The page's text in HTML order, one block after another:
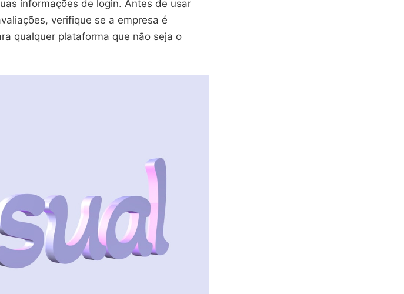
informações de login. Antes de usar
verifique se a empresa é
qualquer plataforma que não seja o